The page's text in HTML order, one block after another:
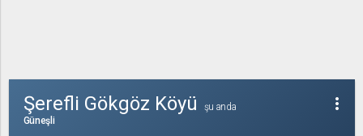
more_vert
Şerefli Gökgöz Köyü
şu anda
Güneşli